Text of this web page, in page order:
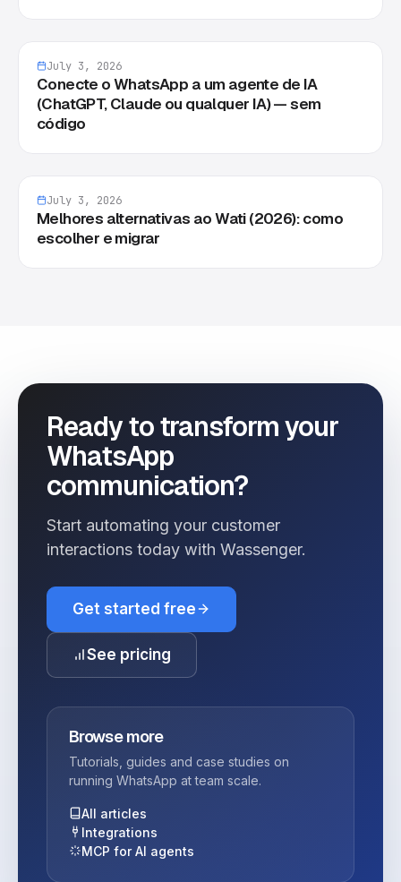
July 3, 2026
Conecte o WhatsApp a um agente de IA
(ChatGPT, Claude ou qualquer IA) — sem
código
July 3, 2026
Melhores alternativas ao Wati (2026): como
escolher e migrar
Ready to transform your
WhatsApp
communication?
Start automating your customer
interactions today with Wassenger.
Get started free
See pricing
Browse more
Tutorials, guides and case studies on
running WhatsApp at team scale.
All articles
Integrations
MCP for AI agents